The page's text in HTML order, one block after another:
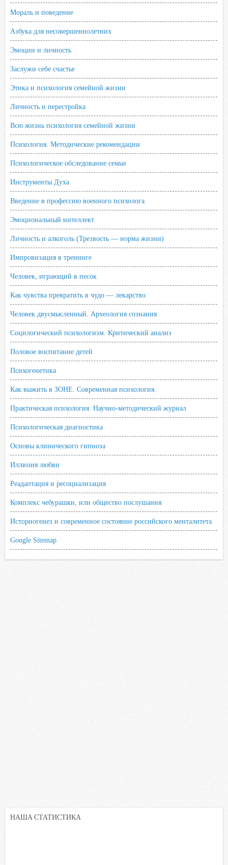
Мораль и поведение
Азбука для несовершеннолетних
Эмоции и личность
Заслужи себе счастье
Этика и психология семейной жизни
Личность и перестройка
Всю жизнь психология семейной жизни
Психология. Методические рекомендации
Психологическое обследование семьи
Инструменты Духа
Введение в профессию военного психолога
Эмоциональный интеллект
Личность и алкоголь (Трезвость — норма жизни)
Импровизация в тренинге
Человек, играющий в песок
Как чувства превратить в чудо — лекарство
Человек двусмысленный. Археология сознания
Социлогический психологизм. Критический анализ
Половое воспитание детей
Психогенетика
Как выжить в ЗОНЕ. Современная психология.
Практическая психология. Научно-методический журнал
Психологическая диагностика
Основы клинического гипноза
Иллюзия любви
Реадаптация и ресоциализация
Комплекс чебурашки, или общество послушания
Историогенез и современное состояние российского менталитета
Google Sitemap
НАША СТАТИСТИКА